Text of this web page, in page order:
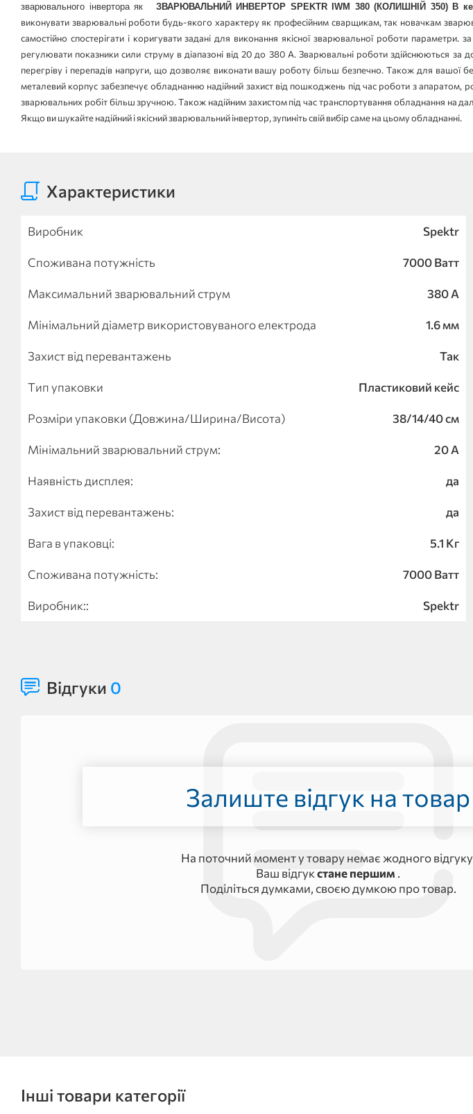
зварювального інвертора як
ЗВАРЮВАЛЬНИЙ ИНВЕРТОР SPEKTR IWM 380 (КОЛИШНІЙ 350) В
виконувати зварювальні роботи будь-якого характеру як професійним сварщикам, так новачкам
самостійно спостерігати і коригувати задані для виконання якісної зварювальної роботи
регулювати показники сили струму в діапазоні від 20 до 380 А. Зварювальні роботи здійснюються
перегріву і перепадів напруги, що дозволяє виконати вашу роботу більш безпечно. Також для вашої
металевий корпус забезпечує обладнанню надійний захист від пошкоджень під час роботи з апаратом,
зварювальних робіт більш зручною. Також надійним захистом під час транспортування обладнання на
Якщо ви шукайте надійний і якісний зварювальний інвертор, зупиніть свій вибір саме на цьому обладнанні.
Характеристики
Виробник Spektr
Споживана потужність 7000 Ватт
Максимальний зварювальний струм 380 А
Мінімальний діаметр використовуваного електрода 1.6 мм
Захист від перевантажень Так
Тип упаковки Пластиковий кейс
Розміри упаковки (Довжина/Ширина/Висота) 38/14/40 см
Мінімальний зварювальний струм: 20 А
Наявність дисплея: да
Захист від перевантажень: да
Вага в упаковці: 5.1 Кг
Споживана потужність: 7000 Ватт
Виробник:: Spektr
Відгуки 0
Залиште відгук на товар
На поточний момент у товару немає жодного
Ваш відгукстане першим .
Поділіться думками, своєю думкою про товар.
Інші товари категорії